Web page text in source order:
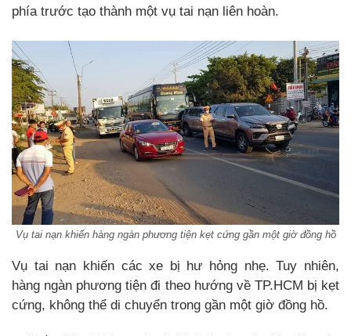
phía trước tạo thành một vụ tai nạn liên hoàn.
Vụ tai nạn khiến hàng ngàn phương tiện kẹt cứng gần một giờ đồng hồ
Vụ tai nạn khiến các xe bị hư hỏng nhẹ. Tuy nhiên,
hàng ngàn phương tiện đi theo hướng về TP.HCM bị kẹt
cứng, không thể di chuyển trong gần một giờ đồng hồ.